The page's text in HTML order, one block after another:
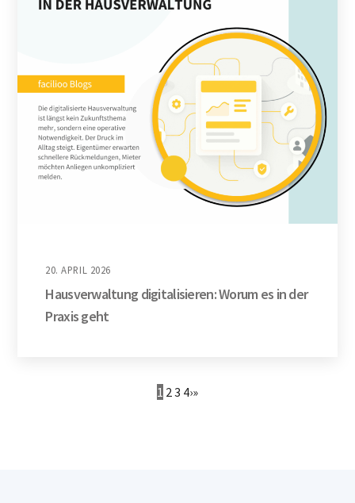
20. APRIL 2026
Hausverwaltung digitalisieren: Worum es in der
Praxis geht
1 23 4›»